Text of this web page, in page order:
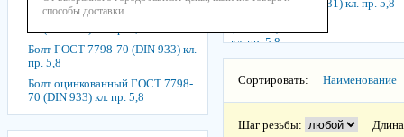
способы доставки
Болт оцинкованный ГОСТ 7798-
Болт ГОСТ 7798-70 (DIN 933) кл.
пр. 5,8
Болт оцинкованный ГОСТ 7798-
70 (DIN 933) кл. пр. 5,8
(DIN 931) кл. пр. 5,8
Сортировать: Наименование
Шаг резьбы: